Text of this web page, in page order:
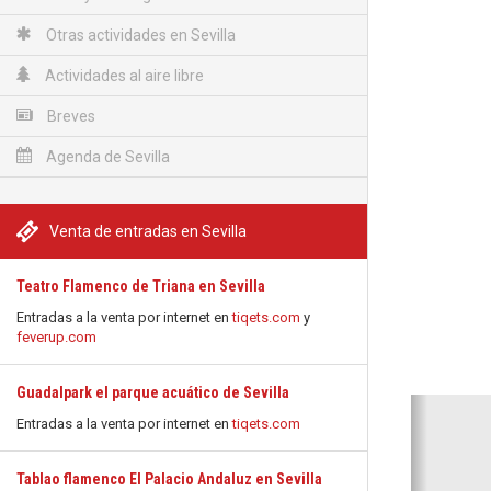
Otras actividades en Sevilla
Actividades al aire libre
Breves
Agenda de Sevilla
Venta de entradas en Sevilla
Teatro Flamenco de Triana en Sevilla
Entradas a la venta por internet entiqets.com y
feverup.com
Guadalpark el parque acuático de Sevilla
Entradas a la venta por internet entiqets.com
Tablao flamenco El Palacio Andaluz en Sevilla